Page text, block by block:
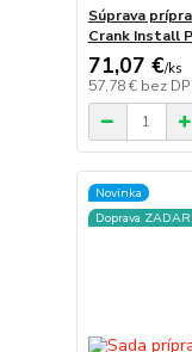
Súprava
Crank Install
71,07 €/ks
57,78 € bez
Novinka
Doprava